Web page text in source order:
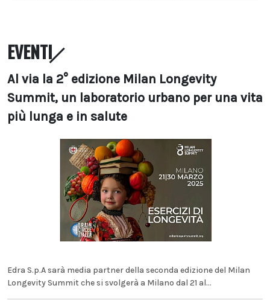
EVENTI
Al via la 2° edizione Milan Longevity
Summit, un laboratorio urbano per una vita
più lunga e in salute
Edra S.p.A sarà media partner della seconda edizione del Milan
Longevity Summit che si svolgerà a Milano dal 21 al...